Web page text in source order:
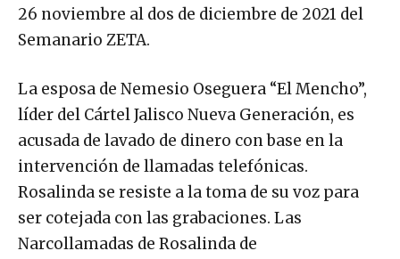
26 noviembre al dos de diciembre de 2021 del
Semanario ZETA.
La esposa de Nemesio Oseguera “El Mencho”,
líder del Cártel Jalisco Nueva Generación, es
acusada de lavado de dinero con base en la
intervención de llamadas telefónicas.
Rosalinda se resiste a la toma de su voz para
ser cotejada con las grabaciones. Las
Narcollamadas de Rosalinda de